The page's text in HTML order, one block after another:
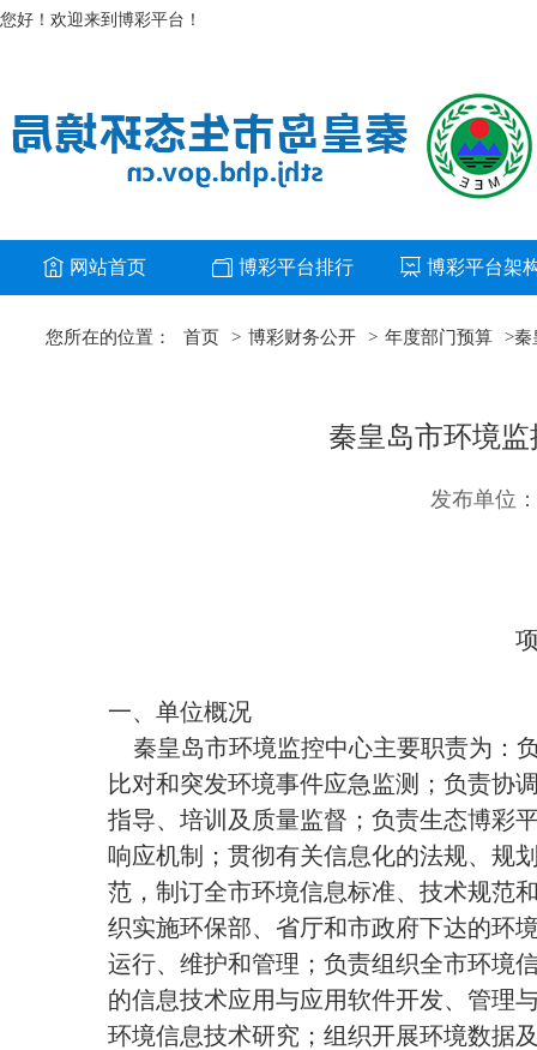
您好！欢迎来到博彩平台！
网站首页 博彩平台排行 博彩平台架
您所在的位置： 首页 > 博彩财务公开 > 年度部门预算 >秦
秦皇岛市环境
发布单位
一、单位概况
秦皇岛市环境监控中心主要职责为：
比对和突发环境事件应急监测；负责协
指导、培训及质量监督；负责生态博彩
响应机制；贯彻有关信息化的法规、规
范，制订全市环境信息标准、技术规范
织实施环保部、省厅和市政府下达的环
运行、维护和管理；负责组织全市环境
的信息技术应用与应用软件开发、管理
环境信息技术研究；组织开展环境数据